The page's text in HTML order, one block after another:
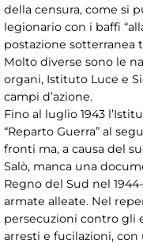
della censura, come si
legionario con i baffi
postazione sotterranea
Molto diverse sono le
organi, Istituto Luce e
campi d’azione.
Fino al luglio 1943
“Reparto Guerra” al
fronti ma, a causa del
Salò, manca una
Regno del Sud nel
armate alleate. Nel
persecuzioni contro gli
arresti e fucilazioni,